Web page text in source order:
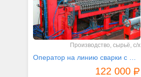
Производство, сырьё, с/х
122 000